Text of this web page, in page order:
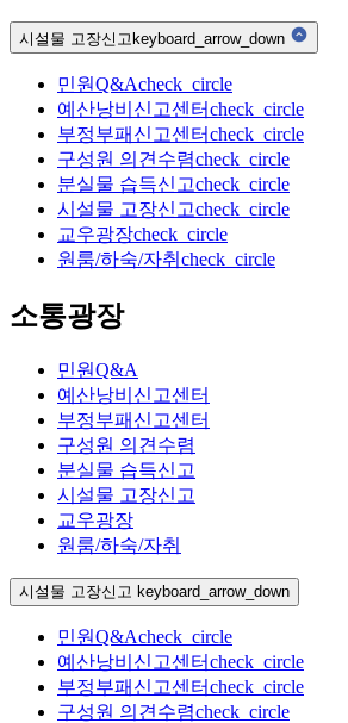
시설물 고장신고keyboard_arrow_down
민원Q&Acheck_circle
예산낭비신고센터check_circle
부정부패신고센터check_circle
구성원 의견수렴check_circle
분실물 습득신고check_circle
시설물 고장신고check_circle
교우광장check_circle
원룸/하숙/자취 check_circle
소통광장
민원Q&A
예산낭비신고센터
부정부패신고센터
구성원 의견수렴
분실물 습득신고
시설물 고장신고
교우광장
원룸/하숙/자취
시설물 고장신고 keyboard_arrow_down
민원Q&Acheck_circle
예산낭비신고센터check_circle
부정부패신고센터check_circle
구성원 의견수렴check_circle